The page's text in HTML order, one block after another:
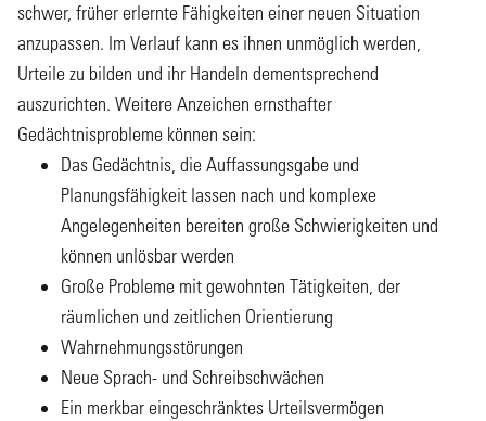
schwer, früher erlernte Fähigkeiten einer neuen Situation
anzupassen. Im Verlauf kann es ihnen unmöglich werden,
Urteile zu bilden und ihr Handeln dementsprechend
auszurichten. Weitere Anzeichen ernsthafter
Gedächtnisprobleme können sein:
Das Gedächtnis, die Auffassungsgabe und
Planungsfähigkeit lassen nach und komplexe
Angelegenheiten bereiten große Schwierigkeiten und
können unlösbar werden
Große Probleme mit gewohnten Tätigkeiten, der
räumlichen und zeitlichen Orientierung
Wahrnehmungsstörungen
Neue Sprach- und Schreibschwächen
Ein merkbar eingeschränktes Urteilsvermögen